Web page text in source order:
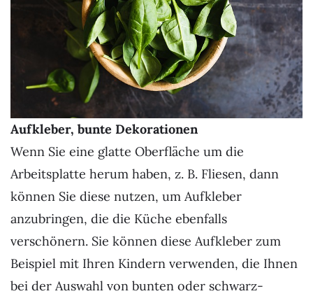
Aufkleber, bunte Dekorationen
Wenn Sie eine glatte Oberfläche um die
Arbeitsplatte herum haben, z. B. Fliesen, dann
können Sie diese nutzen, um Aufkleber
anzubringen, die die Küche ebenfalls
verschönern. Sie können diese Aufkleber zum
Beispiel mit Ihren Kindern verwenden, die Ihnen
bei der Auswahl von bunten oder schwarz-